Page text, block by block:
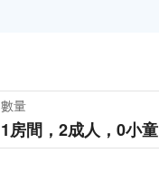
數量
1房間， 2成人， 0小童